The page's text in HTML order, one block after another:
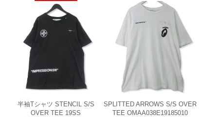
半袖Tシャツ STENCIL S/S
OVER TEE 19SS
SPLITTED ARROWS S/S OVER
TEE OMAA038E19185010